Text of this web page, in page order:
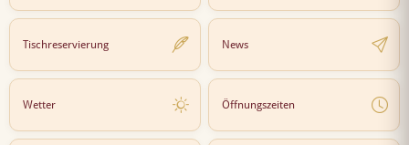
Tischreservierung News
Wetter Öffnungszeiten